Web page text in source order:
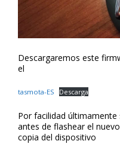
Descargaremos este
el
tasmota-ES Descarga
Por facilidad últimamente
antes de flashear el
copia del dispositivo